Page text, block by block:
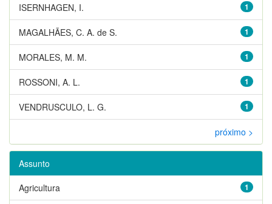
1
ISERNHAGEN, I.
1
MAGALHÃES, C. A. de S.
1
MORALES, M. M.
1
ROSSONI, A. L.
1
VENDRUSCULO, L. G.
próximo >
Assunto
1
Agricultura